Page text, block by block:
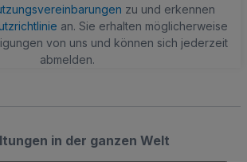
zu und erkennen
an. Sie erhalten möglicherweise
von uns und können sich jederzeit
abmelden.
in der ganzen Welt